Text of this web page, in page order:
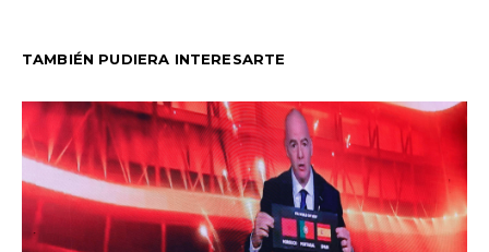
TAMBIÉN PUDIERA INTERESARTE